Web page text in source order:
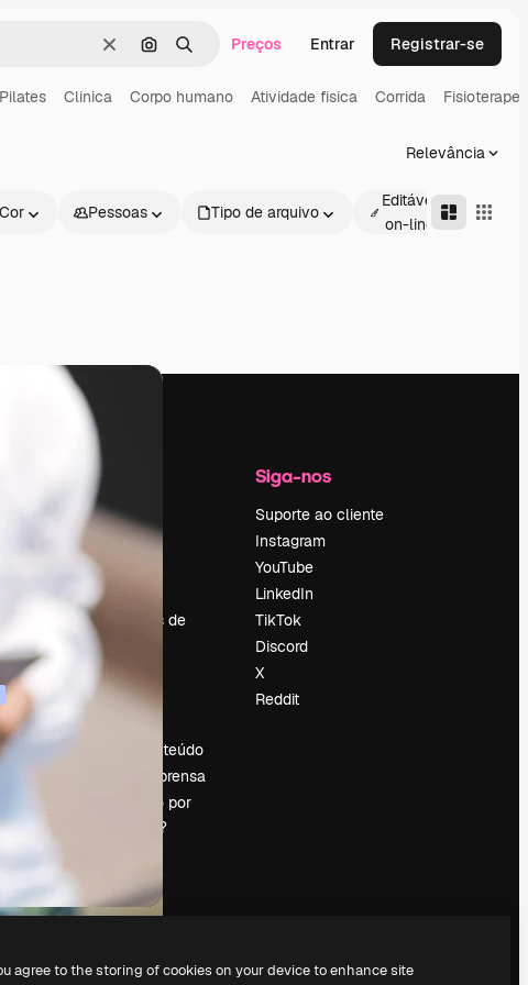
LimparPesquisar por imagem
BuscarPreços Entrar Registrar-se
Pilates Clinica Corpo humano Atividade fisica Corrida
Relevância
Cor Pessoas Tipo de arquivo
Editável
on-line
Empresa
Preços
Sobre nós
Reviews
Emprego
Tendências de
pesquisa
Blog
Eventos
Vender conteúdo
Sala de imprensa
Procurando por
magnific.ai?
Siga-nos
Suporte ao cliente
Instagram
YouTube
LinkedIn
TikTok
Discord
X
Reddit
agree to the storing of cookies on your device to enhance site